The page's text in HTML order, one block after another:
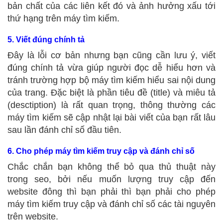
bản chất của các liên kết đó và ảnh hưởng xấu tới
thứ hạng trên máy tìm kiếm.
5. Viết đúng chính tả
Đây là lỗi cơ bản nhưng bạn cũng cần lưu ý, viết
đúng chính tả vừa giúp người đọc dễ hiểu hơn và
tránh trường hợp bộ máy tìm kiếm hiểu sai nội dung
của trang. Đặc biệt là phần tiêu đề (title) và miêu tả
(desctiption) là rất quan trọng, thông thường các
máy tìm kiếm sẽ cập nhật lại bài viết của bạn rất lâu
sau lần đánh chỉ số đầu tiên.
6. Cho phép máy tìm kiếm truy cập và đánh chỉ số
Chắc chắn bạn không thể bỏ qua thủ thuật này
trong seo, bởi nếu muốn lượng truy cập đến
website đông thì bạn phải thì bạn phải cho phép
máy tìm kiếm truy cập và đánh chỉ số các tài nguyên
trên website.